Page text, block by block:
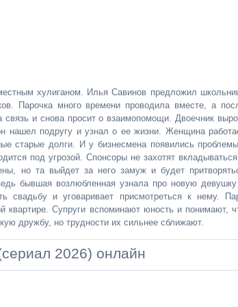
хулиганом. Илья Савинов предложил
Парочка много времени проводила вместе, а
и снова просит о взаимопомощи. Двоечник
нашел подругу и узнал о ее жизни. Женщина
старые долги. И у бизнесмена появились
под угрозой. Спонсоры не захотят
но та выйдет за него замуж и будет
бывшая возлюбленная узнала про новую
свадьбу и уговаривает присмотреться к нему.
Супруги вспоминают юность и понимают,
дружбу, но трудности их сильнее сближают.
2026) онлайн